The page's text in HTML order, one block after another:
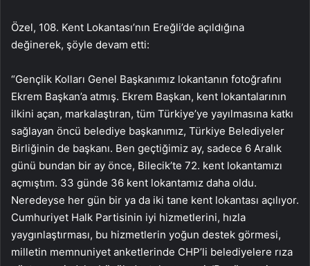
Özel, 108. Kent Lokantası’nın Ereğli’de açıldığına
değinerek, şöyle devam etti:
“Gençlik Kolları Genel Başkanımız lokantanın fotoğrafını
Ekrem Başkan’a atmış. Ekrem Başkan, kent lokantalarının
ilkini açan, markalaştıran, tüm Türkiye’ye yayılmasına katkı
sağlayan öncü belediye başkanımız, Türkiye Belediyeler
Birliğinin de başkanı. Ben geçtiğimiz ay, sadece 6 Aralık
günü bundan bir ay önce, Bilecik’te 72. kent lokantamızı
açmıştım. 33 günde 36 kent lokantamız daha oldu.
Neredeyse her gün bir ya da iki tane kent lokantası açılıyor.
Cumhuriyet Halk Partisinin iyi hizmetlerini, hızla
yaygınlaştırması, bu hizmetlerin yoğun destek görmesi,
milletin memnuniyet anketlerinde CHP’li belediyelere rıza